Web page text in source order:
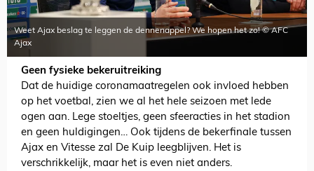
Weet Ajax beslag te leggen de dennenappel? We hopen het zo! © AFC
Ajax
Geen fysieke bekeruitreiking
Dat de huidige coronamaatregelen ook invloed hebben
op het voetbal, zien we al het hele seizoen met lede
ogen aan. Lege stoeltjes, geen sfeeracties in het stadion
en geen huldigingen… Ook tijdens de bekerfinale tussen
Ajax en Vitesse zal De Kuip leegblijven. Het is
verschrikkelijk, maar het is even niet anders.